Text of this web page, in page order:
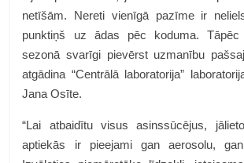
netīšām. Nereti vienīgā pazīme ir
punktiņš uz ādas pēc koduma. Tāpēc
sezonā svarīgi pievērst uzmanību
atgādina “Centrālā laboratorija”
Jana Osīte.
“Lai atbaidītu visus asinssūcējus,
aptiekās ir pieejami gan aerosolu,